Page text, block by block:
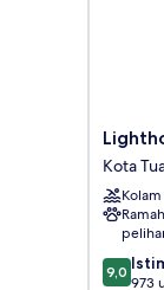
Hotel
-
Key
West
Historic
Inns
Kota
Kota
9.0
dari
9,0
973